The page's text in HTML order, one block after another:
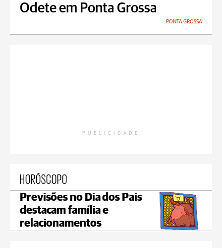
Odete em Ponta Grossa
PONTA GROSSA
PUBLICIDADE
HORÓSCOPO
Previsões no Dia dos Pais
destacam família e
relacionamentos